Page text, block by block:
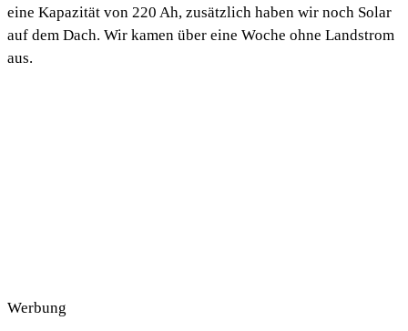
eine Kapazität von 220 Ah, zusätzlich haben wir noch Solar
auf dem Dach. Wir kamen über eine Woche ohne Landstrom
aus.
Werbung